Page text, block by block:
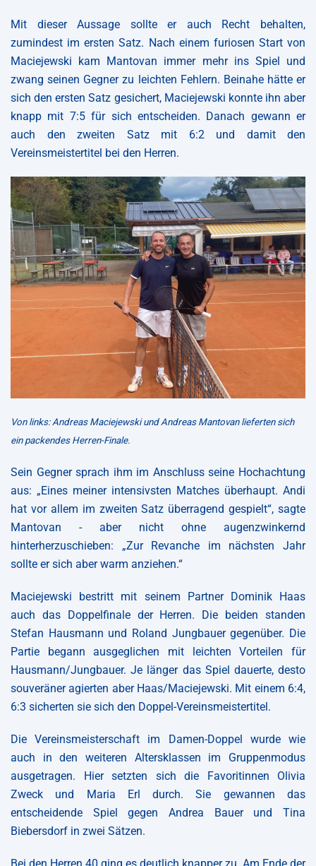
Mit dieser Aussage sollte er auch Recht behalten,
zumindest im ersten Satz. Nach einem furiosen Start von
Maciejewski kam Mantovan immer mehr ins Spiel und
zwang seinen Gegner zu leichten Fehlern. Beinahe hätte er
sich den ersten Satz gesichert, Maciejewski konnte ihn aber
knapp mit 7:5 für sich entscheiden. Danach gewann er
auch den zweiten Satz mit 6:2 und damit den
Vereinsmeistertitel bei den Herren.
Von links: Andreas Maciejewski und Andreas Mantovan lieferten sich
ein packendes Herren-Finale.
Sein Gegner sprach ihm im Anschluss seine Hochachtung
aus: „Eines meiner intensivsten Matches überhaupt. Andi
hat vor allem im zweiten Satz überragend gespielt“, sagte
Mantovan - aber nicht ohne augenzwinkernd
hinterherzuschieben: „Zur Revanche im nächsten Jahr
sollte er sich aber warm anziehen.“
Maciejewski bestritt mit seinem Partner Dominik Haas
auch das Doppelfinale der Herren. Die beiden standen
Stefan Hausmann und Roland Jungbauer gegenüber. Die
Partie begann ausgeglichen mit leichten Vorteilen für
Hausmann/Jungbauer. Je länger das Spiel dauerte, desto
souveräner agierten aber Haas/Maciejewski. Mit einem 6:4,
6:3 sicherten sie sich den Doppel-Vereinsmeistertitel.
Die Vereinsmeisterschaft im Damen-Doppel wurde wie
auch in den weiteren Altersklassen im Gruppenmodus
ausgetragen. Hier setzten sich die Favoritinnen Olivia
Zweck und Maria Erl durch. Sie gewannen das
entscheidende Spiel gegen Andrea Bauer und Tina
Biebersdorf in zwei Sätzen.
Bei den Herren 40 ging es deutlich knapper zu. Am Ende der